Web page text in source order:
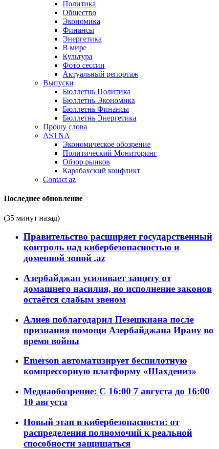
Политика
Общество
Экономика
Финансы
Энергетика
В мире
Культура
Фото сессии
Актуальный репортаж
Выпуски
Бюллетнь Политика
Бюллетнь Экономика
Бюллетнь Финансы
Бюллетнь Энергетика
Прошу слова
ASTNA
Экономическое обозрение
Политический Мониторинг
Обзор рынков
Карабахский конфликт
Contact az
Последнее обновление
(35 минут назад)
Правительство расширяет государственный
контроль над кибербезопасностью и
доменной зоной .az
Азербайджан усиливает защиту от
домашнего насилия, но исполнение законов
остаётся слабым звеном
Алиев поблагодарил Пезешкиана после
признания помощи Азербайджана Ирану во
время войны
Emerson автоматизирует беспилотную
компрессорную платформу «Шахдениз»
Медиаобозрение: С 16:00 7 августа до 16:00
10 августа
Новый этап в кибербезопасности: от
распределения полномочий к реальной
способности защищаться